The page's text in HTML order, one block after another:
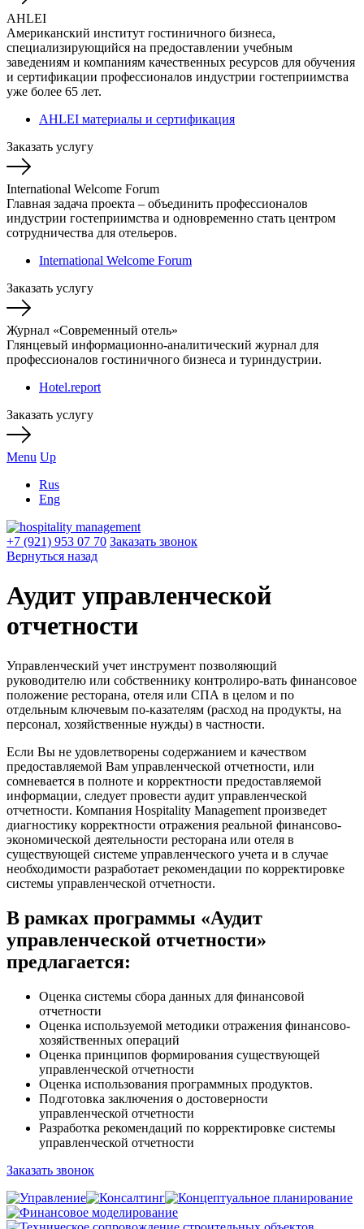
AHLEI
Американский институт гостиничного бизнеса,
специализирующийся на предоставлении учебным
заведениям и компаниям качественных ресурсов для обучения
и сертификации профессионалов индустрии гостеприимства
уже более 65 лет.
AHLEI материалы и сертификация
Заказать услугу
International Welcome Forum
Главная задача проекта – объединить профессионалов
индустрии гостеприимства и одновременно стать центром
сотрудничества для отельеров.
International Welcome Forum
Заказать услугу
Журнал «Современный отель»
Глянцевый информационно-аналитический журнал для
профессионалов гостиничного бизнеса и туриндустрии.
Hotel.report
Заказать услугу
Menu Up
Rus
Eng
+7 (921) 953 07 70 Заказать звонок
Вернуться назад
Аудит управленческой
отчетности
Управленческий учет инструмент позволяющий
руководителю или собственнику контролиро-вать финансовое
положение ресторана, отеля или СПА в целом и по
отдельным ключевым по-казателям (расход на продукты, на
персонал, хозяйственные нужды) в частности.
Если Вы не удовлетворены содержанием и качеством
предоставляемой Вам управленческой отчетности, или
сомневается в полноте и корректности предоставляемой
информации, следует провести аудит управленческой
отчетности. Компания Hospitality Management произведет
диагностику корректности отражения реальной финансово-
экономической деятельности ресторана или отеля в
существующей системе управленческого учета и в случае
необходимости разработает рекомендации по корректировке
системы управленческой отчетности.
В рамках программы «Аудит
управленческой отчетности»
предлагается:
Оценка системы сбора данных для финансовой
отчетности
Оценка используемой методики отражения финансово-
хозяйственных операций
Оценка принципов формирования существующей
управленческой отчетности
Оценка использования программных продуктов.
Подготовка заключения о достоверности
управленческой отчетности
Разработка рекомендаций по корректировке системы
управленческой отчетности
Заказать звонок